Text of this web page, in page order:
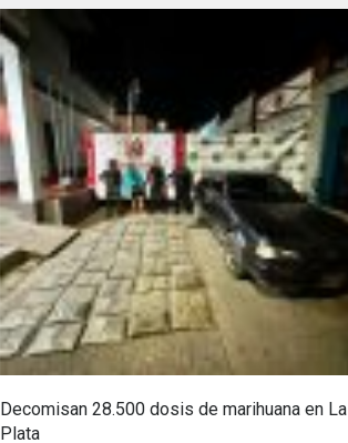
Decomisan 28.500 dosis de marihuana en La
Plata